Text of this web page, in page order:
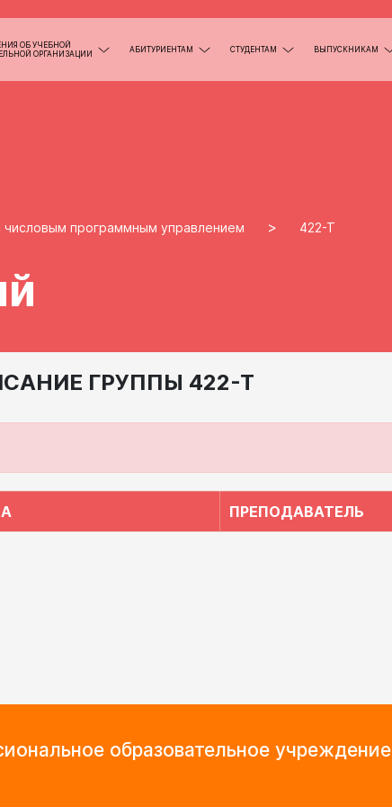
ОБ УЧЕБНОЙ
ОРГАНИЗАЦИИ
АБИТУРИЕНТАМ СТУДЕНТАМ ВЫПУСКНИКАМ
числовым программным управлением > 422-Т
ГРУППЫ 422-Т
ПРЕПОДАВАТЕЛЬ
образовательное учреждение